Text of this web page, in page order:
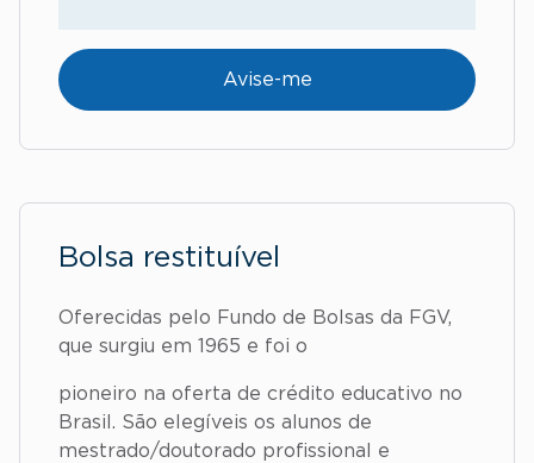
Avise-me
Bolsa restituível
Oferecidas pelo Fundo de Bolsas da FGV,
que surgiu em 1965 e foi o
pioneiro na oferta de crédito educativo no
Brasil. São elegíveis os alunos de
mestrado/doutorado profissional e